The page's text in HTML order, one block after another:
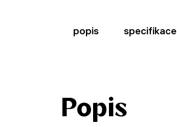
popis specifikace
Popis